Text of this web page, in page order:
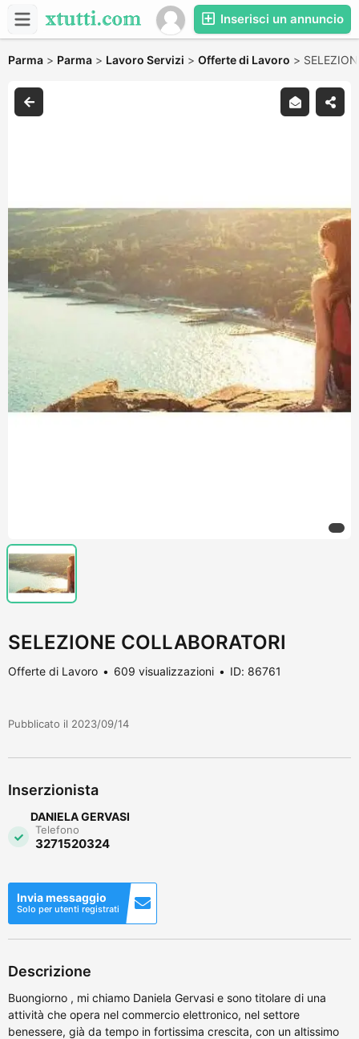
Inserisci un annuncio
Parma > Parma > Lavoro Servizi > Offerte di Lavoro >
SELEZIONE COLLABORATORI
Offerte di Lavoro 609 visualizzazioni ID: 86761
Pubblicato il 2023/09/14
Inserzionista
DANIELA GERVASI
Telefono
3271520324
Invia messaggio
Solo per utenti registrati
Descrizione
Buongiorno , mi chiamo Daniela Gervasi e sono titolare di una
attività che opera nel commercio elettronico, nel settore
benessere, già da tempo in fortissima crescita, con un altissimo